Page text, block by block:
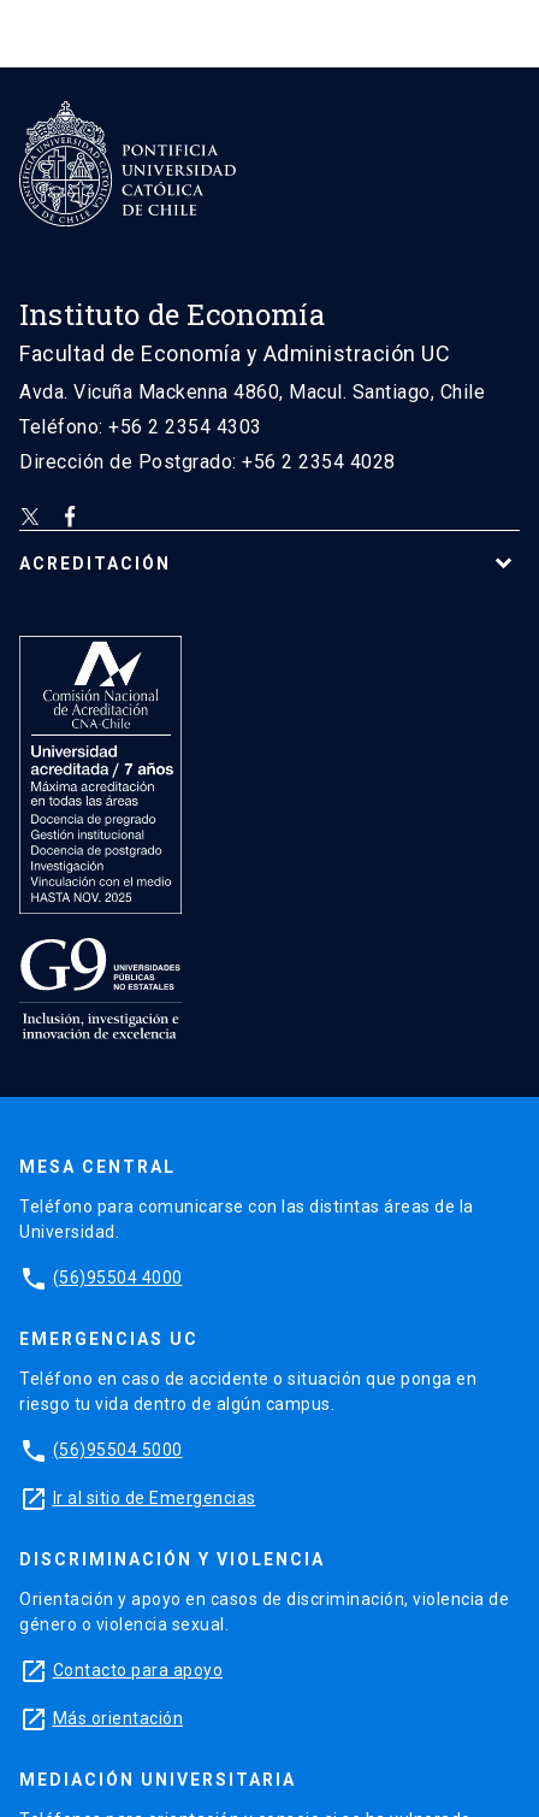
Instituto de Economía
Facultad de Economía y Administración UC
Avda. Vicuña Mackenna 4860, Macul. Santiago, Chile
Teléfono: +56 2 2354 4303
Dirección de Postgrado: +56 2 2354 4028
ACREDITACIÓN
MESA CENTRAL
Teléfono para comunicarse con las distintas áreas de la
Universidad.
phone (56)95504 4000
EMERGENCIAS UC
Teléfono en caso de accidente o situación que ponga en
riesgo tu vida dentro de algún campus.
phone (56)95504 5000
launch Ir al sitio de Emergencias
DISCRIMINACIÓN Y VIOLENCIA
Orientación y apoyo en casos de discriminación, violencia de
género o violencia sexual.
launch Contacto para apoyo
launch Más orientación
MEDIACIÓN UNIVERSITARIA